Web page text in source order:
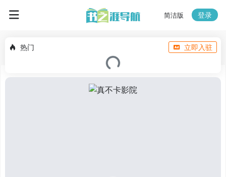
简洁版 登录
热门 立即入驻